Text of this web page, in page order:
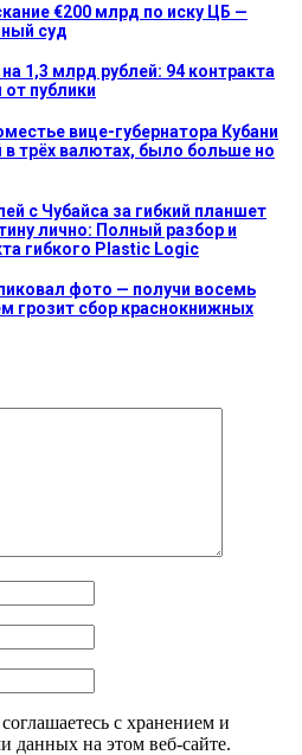
€200 млрд по иску ЦБ —
суд
1,3 млрд рублей: 94 контракта
публики
вице-губернатора Кубани
трёх валютах, было больше но
с Чубайса за гибкий планшет
лично: Полный разбор и
гибкого Plastic Logic
фото — получи восемь
грозит сбор краснокнижных
с хранением и
данных на этом веб-сайте.